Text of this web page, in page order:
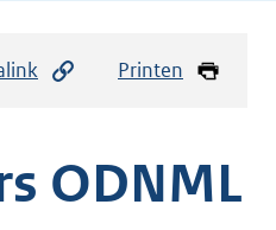
Printen
ODNML